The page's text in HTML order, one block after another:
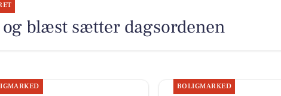
og blæst sætter dagsordenen
BOLIGMARKED